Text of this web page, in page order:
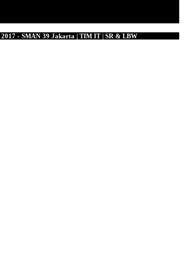
- SMAN 39 Jakarta | TIM IT | SR & LBW